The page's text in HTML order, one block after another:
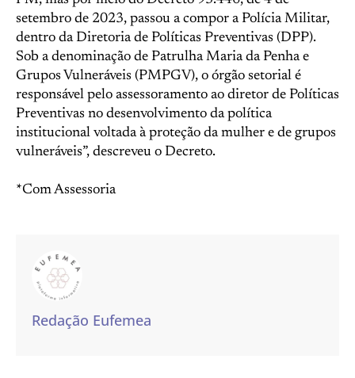
setembro de 2023, passou a compor a Polícia Militar,
dentro da Diretoria de Políticas Preventivas (DPP).
Sob a denominação de Patrulha Maria da Penha e
Grupos Vulneráveis (PMPGV), o órgão setorial é
responsável pelo assessoramento ao diretor de Políticas
Preventivas no desenvolvimento da política
institucional voltada à proteção da mulher e de grupos
vulneráveis”, descreveu o Decreto.
*Com Assessoria
Redação Eufemea